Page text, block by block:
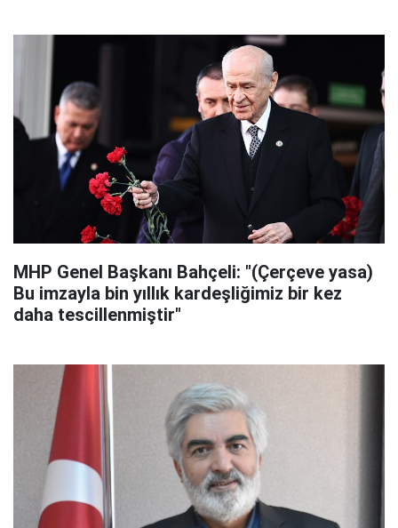
MHP Genel Başkanı Bahçeli: "(Çerçeve yasa)
Bu imzayla bin yıllık kardeşliğimiz bir kez
daha tescillenmiştir"